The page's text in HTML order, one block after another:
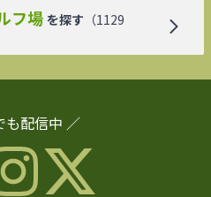
フ場 を探す （1129
も配信中 ／